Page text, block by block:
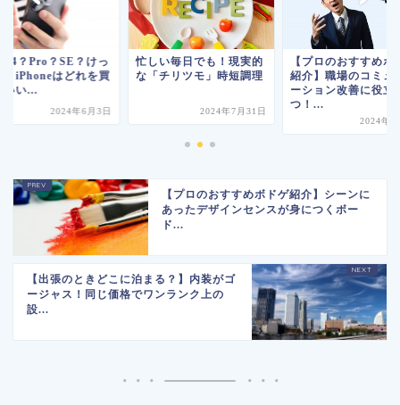
14？Pro？SE？けっ
くiPhoneはどれを買
いい...
2024年6月3日
忙しい毎日でも！現実的
な「チリツモ」時短調理
2024年7月31日
【プロのおすすめボ
紹介】職場のコミュ
ーション改善に役立
つ！...
2024年5
【プロのおすすめボドゲ紹介】シーンに
あったデザインセンスが身につくボー
ド...
【出張のときどこに泊まる？】内装がゴ
ージャス！同じ価格でワンランク上の
設...